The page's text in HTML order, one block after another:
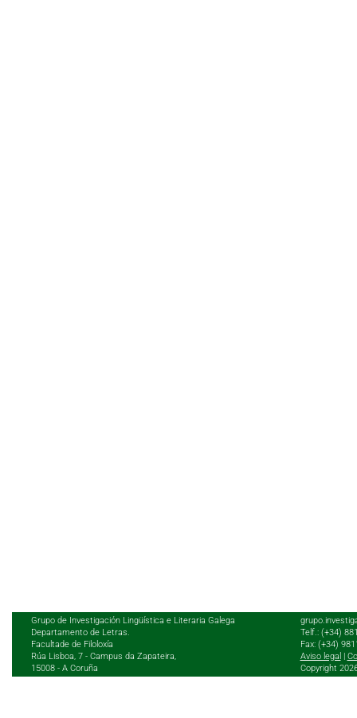
Grupo de Investigación Lingüística e Literaria Galega
Departamento de Letras.
Facultade de Filoloxía
Rúa Lisboa, 7 - Campus da Zapateira,
15008 - A Coruña
Telf.: (+34)
Fax: (+34)
Aviso legal
Copyright